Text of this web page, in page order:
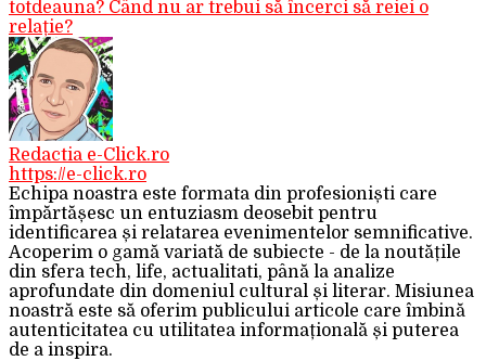
totdeauna? Când nu ar trebui să încerci să reiei o
relație?
Redactia e-Click.ro
https://e-click.ro
Echipa noastra este formata din profesioniști care
împărtășesc un entuziasm deosebit pentru
identificarea și relatarea evenimentelor semnificative.
Acoperim o gamă variată de subiecte - de la noutățile
din sfera tech, life, actualitati, până la analize
aprofundate din domeniul cultural și literar. Misiunea
noastră este să oferim publicului articole care îmbină
autenticitatea cu utilitatea informațională și puterea
de a inspira.